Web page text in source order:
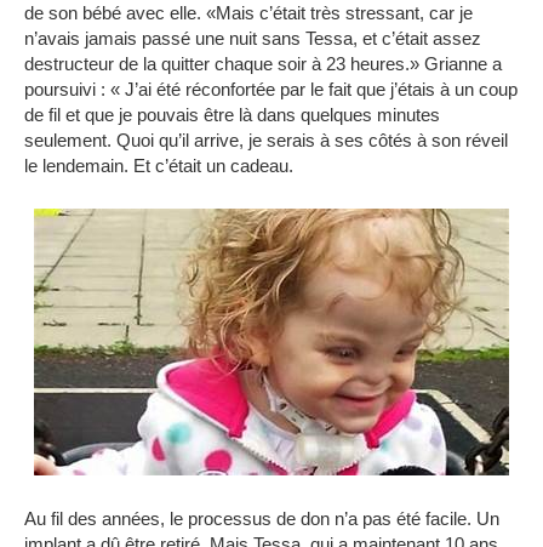
de son bébé avec elle. «Mais c’était très stressant, car je
n’avais jamais passé une nuit sans Tessa, et c’était assez
destructeur de la quitter chaque soir à 23 heures.» Grianne a
poursuivi : « J’ai été réconfortée par le fait que j’étais à un coup
de fil et que je pouvais être là dans quelques minutes
seulement. Quoi qu’il arrive, je serais à ses côtés à son réveil
le lendemain. Et c’était un cadeau.
Au fil des années, le processus de don n’a pas été facile. Un